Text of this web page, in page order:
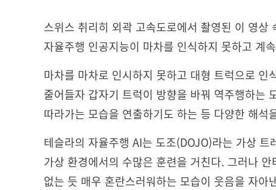
스위스 취리히 외곽 고속도로에서 촬영된 이 영상
자율주행 인공지능이 마차를 인식하지 못하고 계
마차를 마차로 인시하지 못하고 대형 트럭으로
줄어들자 갑자기 트럭이 방향을 바꿔 역주행하는
따라가는 모습을 연출하기도 하는 등 다양한 해석
테슬라의 자율주행 AI는 도조(DOJO)라는 가상
가상 환경에서의 수많은 훈련을 거친다. 그러나
없는 듯 매우 혼란스러워하는 모습이 웃음을 자아